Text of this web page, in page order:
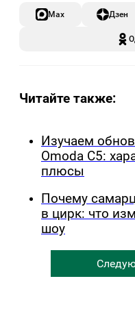
Max Дзен
Читайте также:
Изучаем
Omoda C5:
плюсы
Почему
в цирк: что
шоу